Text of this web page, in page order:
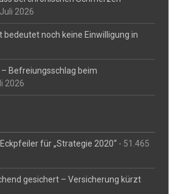
2026
bedeutet noch keine Einwilligung in
Befreiungsschlag beim
2026
für „Strategie 2020“ - 51.465
gesichert – Versicherung kürzt